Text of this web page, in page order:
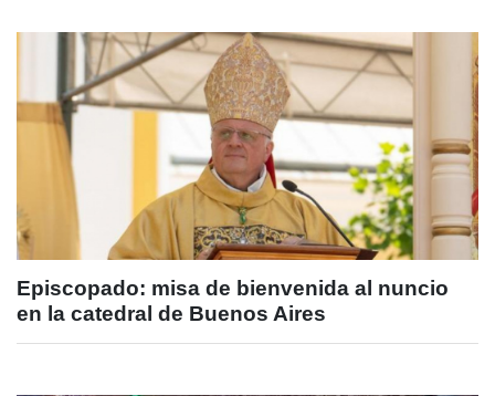
Episcopado: misa de bienvenida al nuncio
en la catedral de Buenos Aires